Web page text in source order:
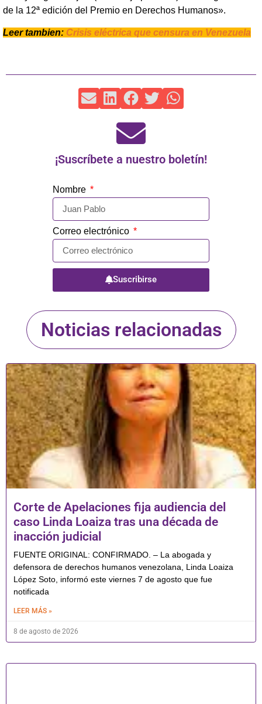
de la 12ª edición del Premio en Derechos Humanos».
Leer tambien: Crisis eléctrica que censura en Venezuela
¡Suscríbete a nuestro boletín!
Nombre
Correo electrónico
Suscribirse
Noticias relacionadas
Corte de Apelaciones fija audiencia del
caso Linda Loaiza tras una década de
inacción judicial
FUENTE ORIGINAL: CONFIRMADO. – La abogada y
defensora de derechos humanos venezolana, Linda Loaiza
López Soto, informó este viernes 7 de agosto que fue
notificada
LEER MÁS »
8 de agosto de 2026